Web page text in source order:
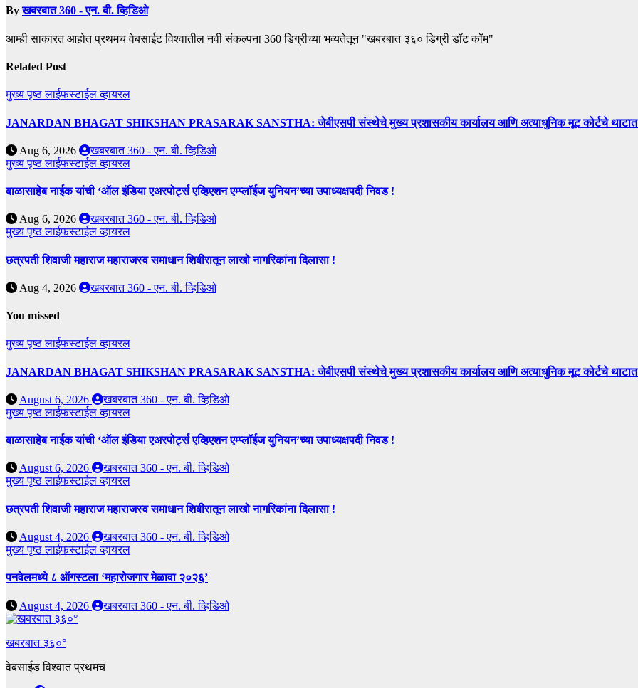
Byखबरबात 360 - एन. बी. व्हिडिओ
आम्ही साकारत आहोत प्रथमच वेबसाईट विश्वातील नवी संकल्पना 360 डिग्रीच्या भव्यतेतून "खबरबात ३६० डिग्री डॉट कॉम"
Related Post
मुख्य पृष्ठलाईफस्टाईलव्हायरल
JANARDAN BHAGAT SHIKSHAN PRASARAK SANSTHA: जेबीएसपी संस्थेचे मुख्य प्रशासकीय कार्यालय आणि अत्याधुनिक मूट कोर्टचे थाटात
Aug 6, 2026
खबरबात 360 - एन. बी. व्हिडिओ
मुख्य पृष्ठलाईफस्टाईलव्हायरल
बाळासाहेब नाईक यांची ‘ऑल इंडिया एअरपोर्ट्स एव्हिएशन एम्प्लॉईज युनियन’च्या उपाध्यक्षपदी निवड !
Aug 6, 2026
खबरबात 360 - एन. बी. व्हिडिओ
मुख्य पृष्ठलाईफस्टाईलव्हायरल
छत्रपती शिवाजी महाराज महाराजस्व समाधान शिबीरातून लाखो नागरिकांना दिलासा !
Aug 4, 2026 खबरबात 360 - एन. बी. व्हिडिओ
You missed
मुख्य पृष्ठलाईफस्टाईलव्हायरल
JANARDAN BHAGAT SHIKSHAN PRASARAK SANSTHA: जेबीएसपी संस्थेचे मुख्य प्रशासकीय कार्यालय आणि अत्याधुनिक मूट कोर्टचे थाटात
August 6, 2026
खबरबात 360 - एन. बी. व्हिडिओ
मुख्य पृष्ठलाईफस्टाईलव्हायरल
बाळासाहेब नाईक यांची ‘ऑल इंडिया एअरपोर्ट्स एव्हिएशन एम्प्लॉईज युनियन’च्या उपाध्यक्षपदी निवड !
August 6, 2026
खबरबात 360 - एन. बी. व्हिडिओ
मुख्य पृष्ठलाईफस्टाईलव्हायरल
छत्रपती शिवाजी महाराज महाराजस्व समाधान शिबीरातून लाखो नागरिकांना दिलासा !
August 4, 2026
खबरबात 360 - एन. बी. व्हिडिओ
मुख्य पृष्ठलाईफस्टाईलव्हायरल
पनवेलमध्ये ८ ऑगस्टला ‘महारोजगार मेळावा २०२६’
August 4, 2026 खबरबात 360 - एन. बी. व्हिडिओ
खबरबात ३६०°
वेबसाईड विश्वात प्रथमच